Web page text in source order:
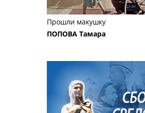
Прошли макушку
ПОПОВА Тамара